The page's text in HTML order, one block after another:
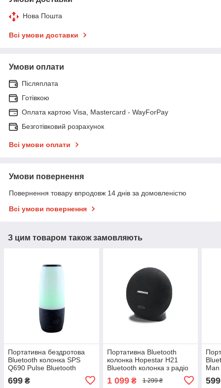
Нова Пошта
Всі умови доставки
Умови оплати
Післяплата
Готівкою
Оплата картою Visa, Mastercard - WayForPay
Безготівковий розрахунок
Всі умови оплати
Умови повернення
Повернення товару впродовж 14 днів за домовленістю
Всі умови повернення
З цим товаром також замовляють
Портативна бездротова
Bluetooth колонка SPS
Q690 Pulse Bluetooth
колонка з підсвічуванням
RGB
699 ₴
Портативна Bluetooth
колонка Hopestar H21
Bluetooth колонка з радіо
1 099₴ 1 299 ₴
Man
599